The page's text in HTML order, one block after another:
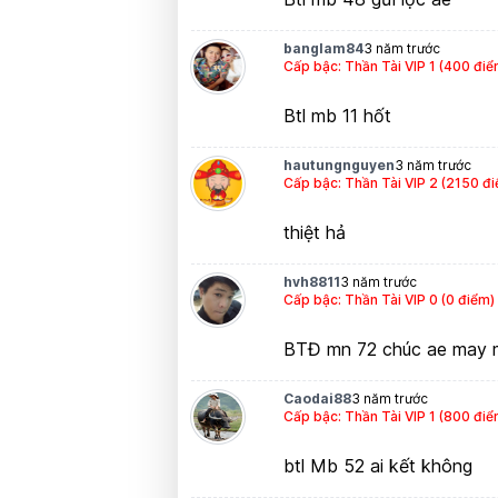
banglam843 năm trước
Cấp bậc: Thần Tài VIP 1 (400
Btl mb 11 hốt
hautungnguyen3 năm trước
Cấp bậc: Thần Tài VIP 2 (2150
thiệt hả
hvh88113 năm trước
Cấp bậc: Thần Tài VIP 0 (0 điểm)
BTĐ mn 72 chúc ae may
Caodai883 năm trước
Cấp bậc: Thần Tài VIP 1 (800
btl Mb 52 ai kết không